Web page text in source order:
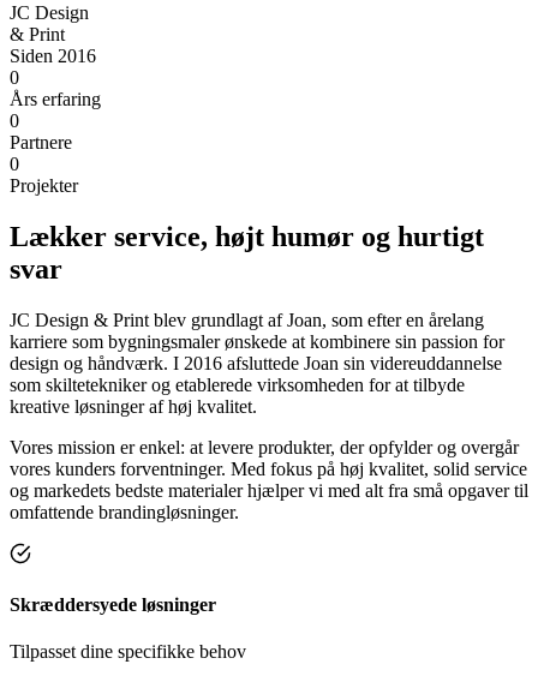
JC Design
& Print
Siden 2016
0
Års erfaring
0
Partnere
0
Projekter
Lækker service, højt humør og hurtigt
svar
JC Design & Print blev grundlagt af Joan, som efter en årelang
karriere som bygningsmaler ønskede at kombinere sin passion for
design og håndværk. I 2016 afsluttede Joan sin videreuddannelse
som skiltetekniker og etablerede virksomheden for at tilbyde
kreative løsninger af høj kvalitet.
Vores mission er enkel: at levere produkter, der opfylder og overgår
vores kunders forventninger. Med fokus på høj kvalitet, solid service
og markedets bedste materialer hjælper vi med alt fra små opgaver til
omfattende brandingløsninger.
Skræddersyede løsninger
Tilpasset dine specifikke behov